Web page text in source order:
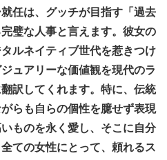
任は、グッチが目指す「過去
璧な人事と言えます。彼女の
ルネイティブ世代を惹きつけ
ュアリーな価値観を現代のラ
訳してくれます。特に、伝統
らも自らの個性を臆せず表現
ものを永く愛し、そこに自分
ての女性にとって、頼れるス